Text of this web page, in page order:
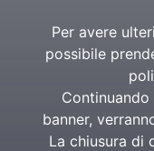
Per avere
possibile
banner,
La chiusura di
2021”